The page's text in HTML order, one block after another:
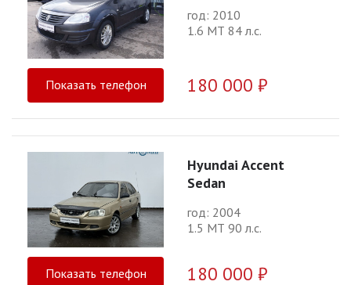
год: 2010
1.6 МТ 84 л.с.
Показать телефон 180 000 ₽
Hyundai Accent
Sedan
год: 2004
1.5 МТ 90 л.с.
Показать телефон 180 000 ₽